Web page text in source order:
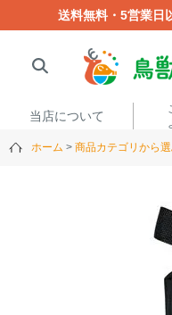
送料無料・5営業日
当店について
ホーム 商品カテゴリから
送料無料・5営業日以
ハイトシェルター
TREL4G-Rア